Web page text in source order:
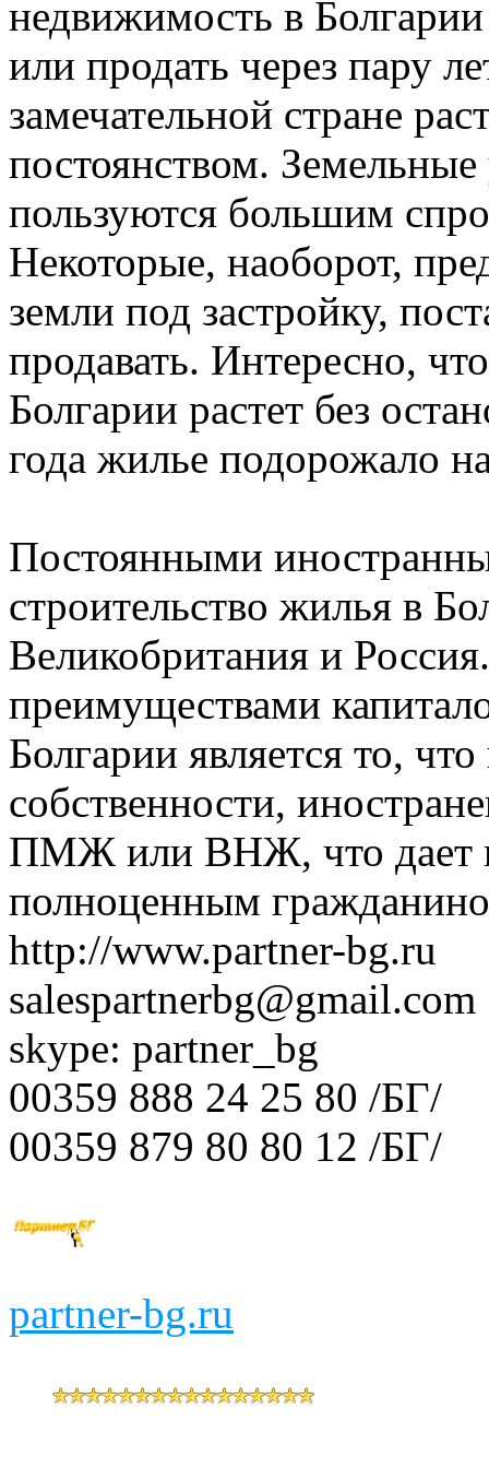
недвижимость в Болгарии
или продать через пару
замечательной стране
постоянством. Земельные
пользуются большим
Некоторые, наоборот,
земли под застройку,
продавать. Интересно,
Болгарии растет без
года жилье подорожало
Постоянными
строительство жилья в
Великобритания и
преимуществами
Болгарии является то,
собственности,
ПМЖ или ВНЖ, что дает
полноценным
http://www.partner-bg.ru
salespartnerbg@gmail.com
skype: partner_bg
00359 888 24 25 80 /БГ/
00359 879 80 80 12 /БГ/
partner-bg.ru